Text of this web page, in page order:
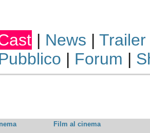
| News | Trailer
| Forum |
Film al cinema